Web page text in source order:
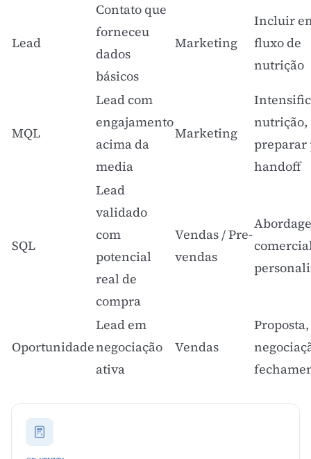
Lead
Contato que
forneceu
dados
básicos
Marketing
Incluir
fluxo de
nutrição
MQL
Lead com
engajamento
acima da
media
Marketing
nutrição,
preparar
handoff
SQL
Lead
validado
com
potencial
real de
compra
Vendas / Pre-
vendas
Oportunidade
Lead em
negociação
ativa
Vendas
Proposta,